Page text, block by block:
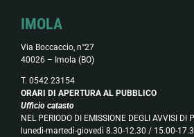
IMOLA
Via Boccaccio, n°27
40026 – Imola (BO)
T. 0542 23154
ORARI DI APERTURA AL PUBBLICO
Ufficio catasto
NEL PERIODO DI EMISSIONE DEGLI AVVISI DI
lunedì-martedì-giovedì 8.30-12.30 / 15.00-